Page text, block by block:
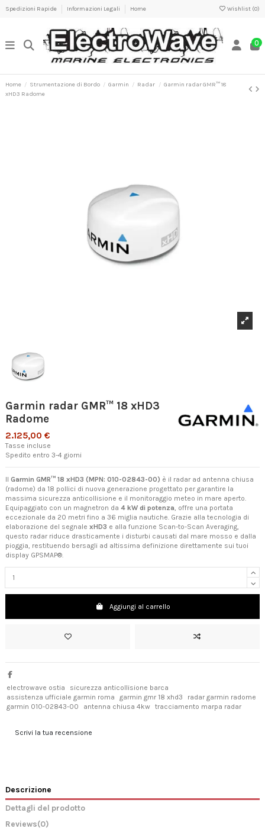
Spedizioni Rapide Informazioni Legali Home Wishlist (0)
0
Home Strumentazione di Bordo Garmin Radar
Garmin radar GMR™ 18
xHD3 Radome
Garmin radar GMR™ 18 xHD3
Radome
2.125,00 €
Tasse incluse
Spedito entro 3-4 giorni
Il Garmin GMR™ 18 xHD3 (MPN: 010-02843-00) è il radar ad antenna chiusa
(radome) da 18 pollici di nuova generazione progettato per garantire la
massima sicurezza anticollisione e il monitoraggio meteo in mare aperto.
Equipaggiato con un magnetron da 4 kW di potenza, offre una portata
eccezionale da 20 metri fino a 36 miglia nautiche. Grazie alla tecnologia di
elaborazione del segnale xHD3 e alla funzione Scan-to-Scan Averaging,
questo radar riduce drasticamente i disturbi causati dal mare mosso e dalla
pioggia, restituendo bersagli ad altissima definizione direttamente sui tuoi
display GPSMAP®.
Aggiungi al carrello
electrowave ostia
sicurezza anticollisione barca
assistenza ufficiale garmin roma
garmin gmr 18 xhd3
radar garmin radome
garmin 010-02843-00
antenna chiusa 4kw tracciamento marpa radar
Scrivi la tua recensione
Descrizione
Dettagli del prodotto
Reviews(0)